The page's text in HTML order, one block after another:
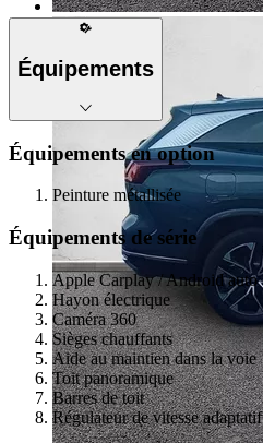
Équipements
Équipements en option
Peinture métallisée
Équipements de série
Apple Carplay / Android auto
Hayon électrique
Caméra 360
Sièges chauffants
Aide au maintien dans la voie
Toit panoramique
Barres de toit
Régulateur de vitesse adaptatif